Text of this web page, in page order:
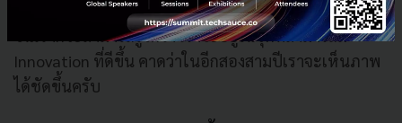
ถ้าสิ่งเหล่านี้ยังไม่มีก็ควรต้องมี ฉะนั้นเมื่อ Culture เริ่มชัด
ขึ้นเราก็จะสามารถรู้ได้ว่า เราจะอยู่ในจุดที่สามารถมี
Innovation ที่ดีขึ้น คาดว่าในอีกสองสามปีเราจะเห็นภาพ
ได้ชัดขึ้นครับ